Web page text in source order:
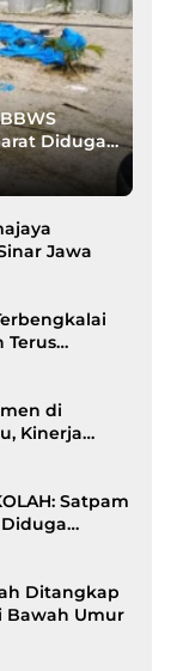
Diduga
Jawa
Terus
di
Kinerja
Satpam
Ditangkap
Bawah Umur